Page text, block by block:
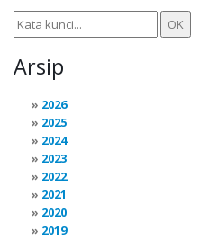
Arsip
2026
2025
2024
2023
2022
2021
2020
2019